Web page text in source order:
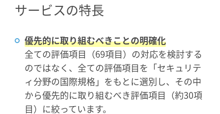
サービスの特長
優先的に取り組むべきことの明確化
全ての評価項目（69項目）の対応を検討する
のではなく、全ての評価項目を「セキュリテ
ィ分野の国際規格」をもとに選別し、その中
から優先的に取り組むべき評価項目（約30項
目）に絞っています。